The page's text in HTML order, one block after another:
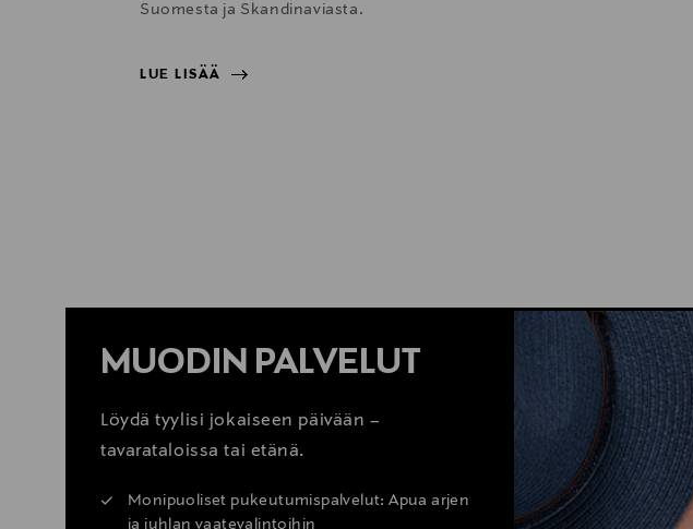
Suomesta ja Skandinaviasta.
LUE LISÄÄ
MUODIN PALVELUT
Löydä tyylisi jokaiseen päivään –
tavarataloissa tai etänä.
Monipuoliset pukeutumispalvelut: Apua arjen
ja juhlan vaatevalintoihin